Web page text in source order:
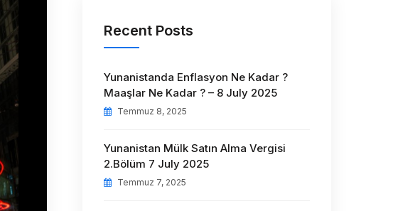
Recent Posts
Yunanistanda Enflasyon Ne Kadar ?
Maaşlar Ne Kadar ? – 8 July 2025
Temmuz 8, 2025
Yunanistan Mülk Satın Alma Vergisi
2.Bölüm 7 July 2025
Temmuz 7, 2025